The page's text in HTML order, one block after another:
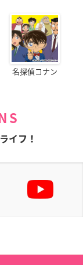
名探偵コナン
イフ！